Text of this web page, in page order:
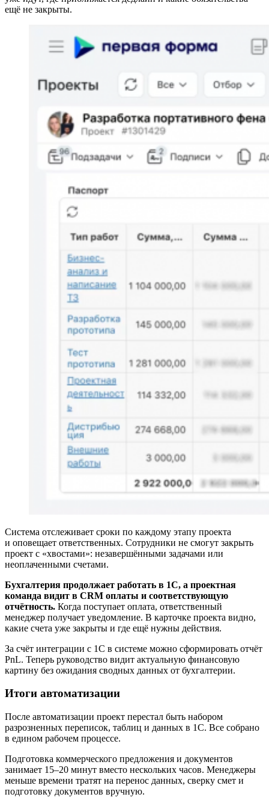
ещё не закрыты.
Система отслеживает сроки по каждому этапу проекта
и оповещает ответственных. Сотрудники не смогут закрыть
проект с «хвостами»: незавершёнными задачами или
неоплаченными счетами.
Бухгалтерия продолжает работать в 1С, а проектная
команда видит в CRM оплаты и соответствующую
отчётность. Когда поступает оплата, ответственный
менеджер получает уведомление. В карточке проекта видно,
какие счета уже закрыты и где ещё нужны действия.
За счёт интеграции с 1С в системе можно сформировать отчёт
PnL. Теперь руководство видит актуальную финансовую
картину без ожидания сводных данных от бухгалтерии.
Итоги автоматизации
После автоматизации проект перестал быть набором
разрозненных переписок, таблиц и данных в 1С. Все собрано
в едином рабочем процессе.
Подготовка коммерческого предложения и документов
занимает 15–20 минут вместо нескольких часов. Менеджеры
меньше времени тратят на перенос данных, сверку смет и
подготовку документов вручную.